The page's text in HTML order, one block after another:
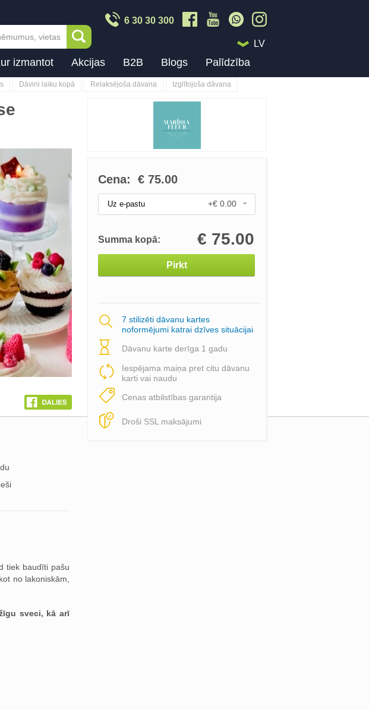
6 30 30 300
LV
izmantot Akcijas B2B Blogs Palīdzība
Dāvini laiku kopā Relaksējoša dāvana Izglītojoša dāvana
Cena: € 75.00
Uz e-pastu +€ 0.00
Summa kopā: € 75.00
Pirkt
7 stilizēti dāvanu kartes
noformējumi katrai dzīves situācijai
Dāvanu karte derīga 1 gadu
Iespējama maiņa pret citu dāvanu
karti vai naudu
Cenas atbilstības garantija
Droši SSL maksājumi
tiek baudīti pašu
no lakoniskām,
sveci, kā arī